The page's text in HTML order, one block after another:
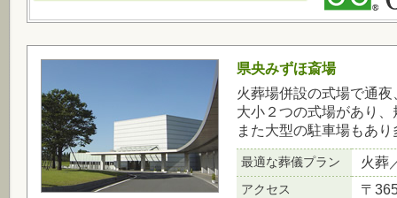
県央みずほ斎場
火葬場併設の式場で通
大小２つの式場があり
また大型の駐車場もあ
最適な葬儀プラン 火葬
アクセス
〒